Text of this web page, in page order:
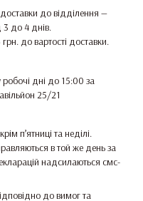
до відділення —
3 до 4 днів.
до вартості доставки.
дні до 15:00 за
25/21
п’ятниці та неділі.
в той же день за
надсилаються смс-
до вимог та